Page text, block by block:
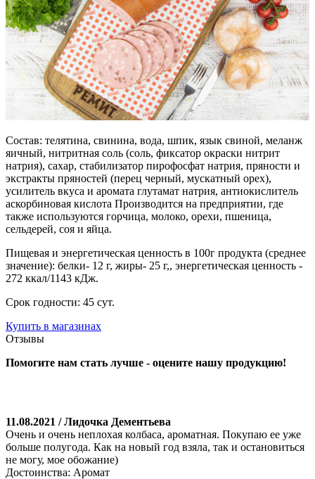
Состав: телятина, свинина, вода, шпик, язык свиной, меланж
яичный, нитритная соль (соль, фиксатор окраски нитрит
натрия), сахар, стабилизатор пирофосфат натрия, пряности и
экстракты пряностей (перец черный, мускатный орех),
усилитель вкуса и аромата глутамат натрия, антиокислитель
аскорбиновая кислота Производится на предприятии, где
также используются горчица, молоко, орехи, пшеница,
сельдерей, соя и яйца.
Пищевая и энергетическая ценность в 100г продукта (среднее
значение): белки- 12 г, жиры- 25 г,, энергетическая ценность -
272 ккал/1143 кДж.
Срок годности: 45 сут.
Купить в магазинах
Отзывы
Помогите нам стать лучше - оцените нашу продукцию!
11.08.2021 / Лидочка Дементьева
Очень и очень неплохая колбаса, ароматная. Покупаю ее уже
больше полугода. Как на новый год взяла, так и остановиться
не могу, мое обожание)
Достоинства: Аромат